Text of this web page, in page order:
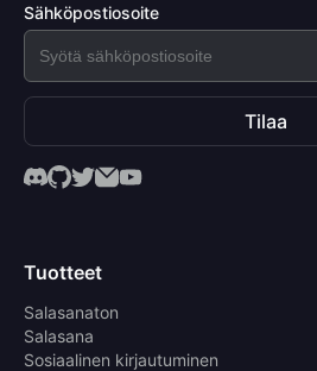
Sähköpostiosoite
Tilaa
Tuotteet
Salasanaton
Salasana
Sosiaalinen kirjautuminen